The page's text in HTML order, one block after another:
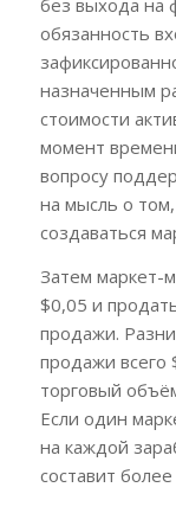
без выхода на
обязанность
назначенным
стоимости
момент
вопросу
на мысль о
создаваться
Затем маркет-
$0,05 и
продажи.
продажи
торговый
Если один
на каждой
составит